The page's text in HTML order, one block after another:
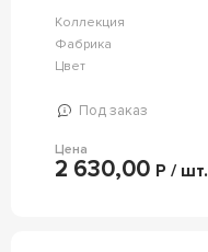
Коллекция
Фабрика
Цвет
Под заказ
Цена
2 630,00 Р / шт.